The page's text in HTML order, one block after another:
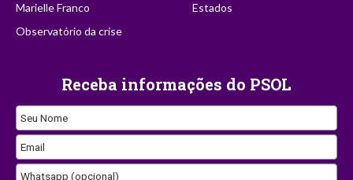
Marielle Franco
Observatório da crise
Estados
Receba informações do PSOL
Contact
Email
Seu Nome
Email
Whatsapp (opcional)